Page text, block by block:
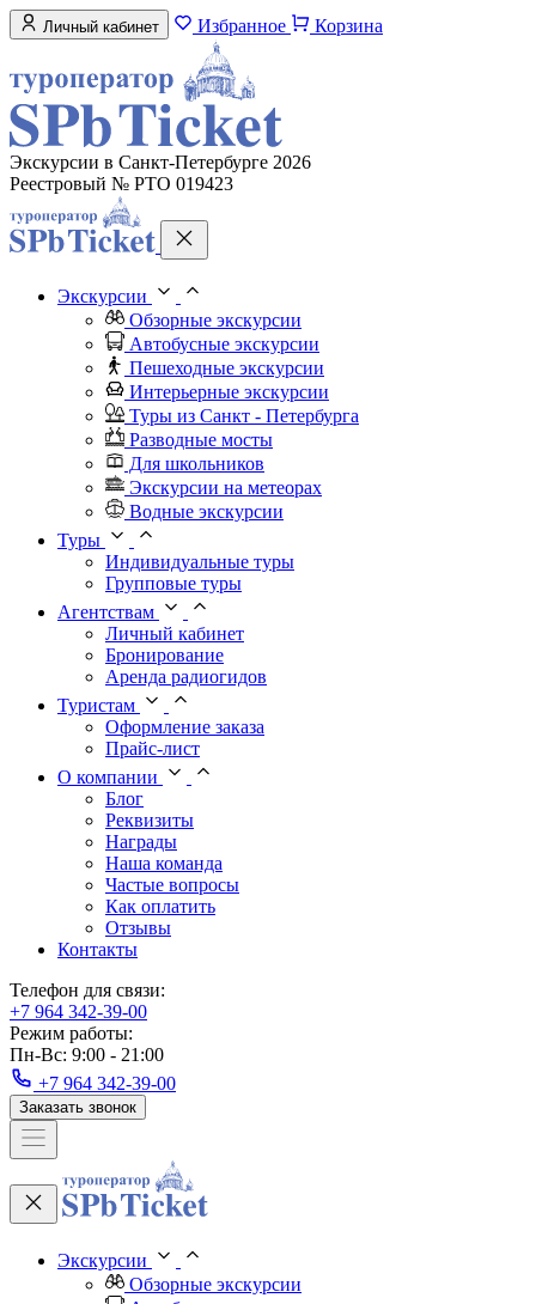
Личный кабинет Избранное Корзина
Экскурсии в Санкт-Петербурге 2026
Реестровый № РТО 019423
Экскурсии
Обзорные экскурсии
Автобусные экскурсии
Пешеходные экскурсии
Интерьерные экскурсии
Туры из Санкт - Петербурга
Разводные мосты
Для школьников
Экскурсии на метеорах
Водные экскурсии
Туры
Индивидуальные туры
Групповые туры
Агентствам
Личный кабинет
Бронирование
Аренда радиогидов
Туристам
Оформление заказа
Прайс-лист
О компании
Блог
Реквизиты
Награды
Наша команда
Частые вопросы
Как оплатить
Отзывы
Контакты
Телефон для связи:
+7 964 342-39-00
Режим работы:
Пн-Вс: 9:00 - 21:00
+7 964 342-39-00
Заказать звонок
Экскурсии
Обзорные экскурсии